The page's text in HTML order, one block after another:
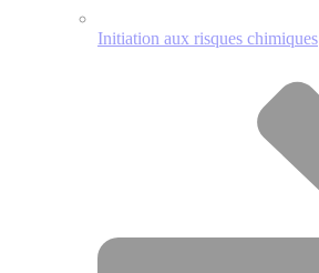
Initiation aux risques chimiques